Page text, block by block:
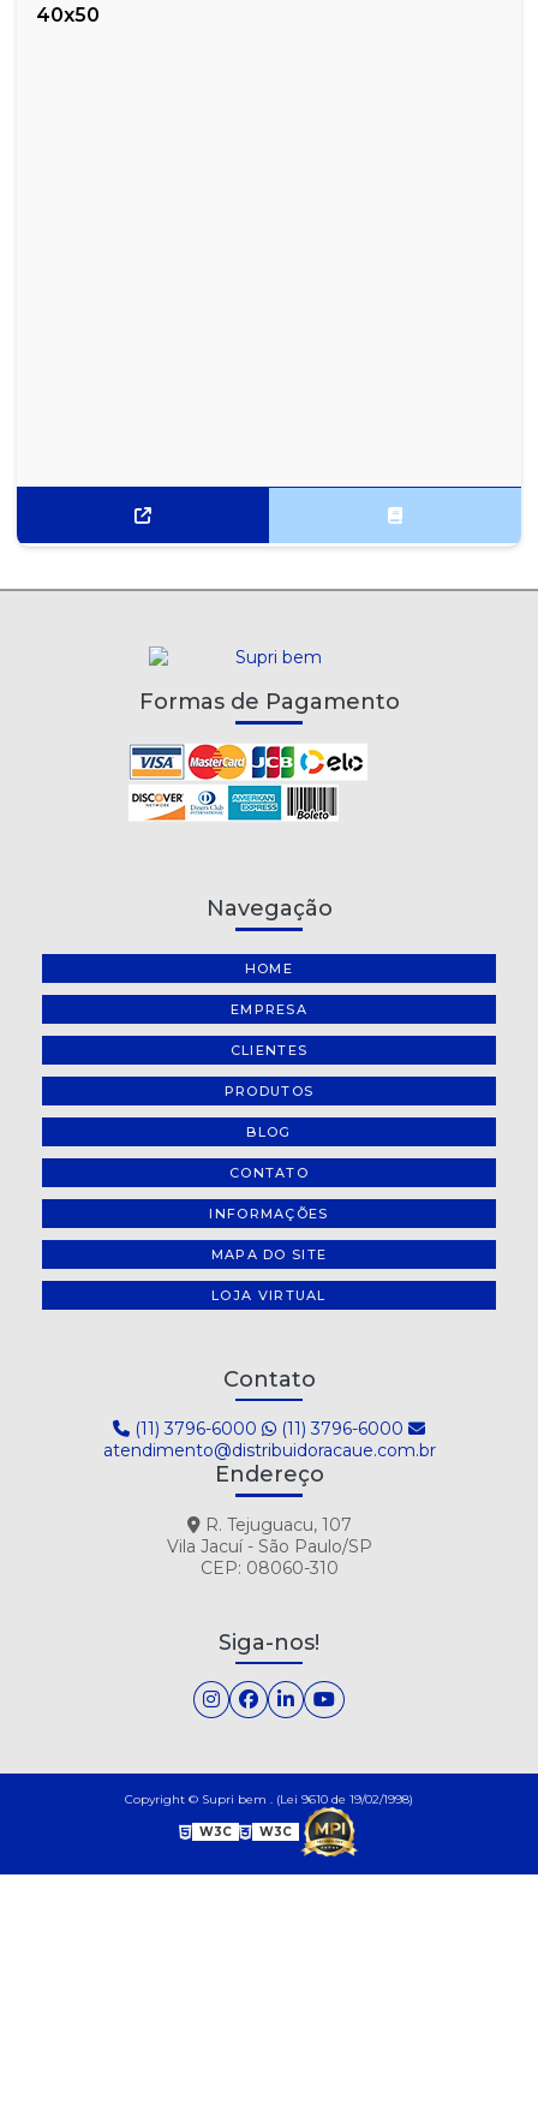
40x50
Formas de Pagamento
Navegação
HOME
EMPRESA
CLIENTES
PRODUTOS
BLOG
CONTATO
INFORMAÇÕES
MAPA DO SITE
LOJA VIRTUAL
Contato
(11) 3796-6000
(11) 3796-6000
atendimento@distribuidoracaue.com.br
Endereço
R. Tejuguacu, 107
Vila Jacuí - São Paulo/SP
CEP: 08060-310
Siga-nos!
Copyright © Supri bem . (Lei 9610 de 19/02/1998)
W3C W3C